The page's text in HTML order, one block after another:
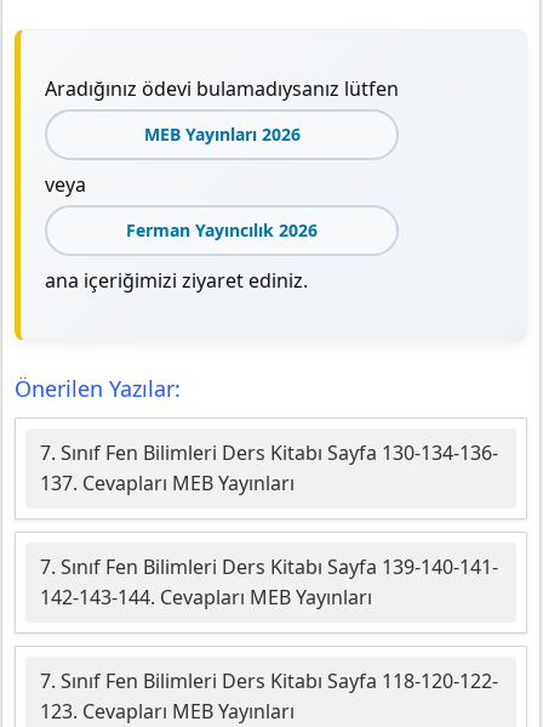
Aradığınız ödevi bulamadıysanız lütfen
MEB Yayınları 2026
veya
Ferman Yayıncılık 2026
ana içeriğimizi ziyaret ediniz.
Önerilen Yazılar:
7. Sınıf Fen Bilimleri Ders Kitabı Sayfa 130-134-136-
137. Cevapları MEB Yayınları
7. Sınıf Fen Bilimleri Ders Kitabı Sayfa 139-140-141-
142-143-144. Cevapları MEB Yayınları
7. Sınıf Fen Bilimleri Ders Kitabı Sayfa 118-120-122-
123. Cevapları MEB Yayınları